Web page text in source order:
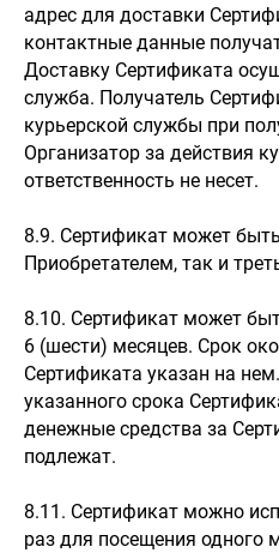
адрес для доставки
контактные данные
Доставку Сертификата
служба. Получатель
курьерской службы при
Организатор за действия
ответственность не несет.
8.9. Сертификат может
Приобретателем, так и
8.10. Сертификат может
6 (шести) месяцев. Срок
Сертификата указан на
указанного срока
денежные средства за
подлежат.
8.11. Сертификат можно
раз для посещения одного